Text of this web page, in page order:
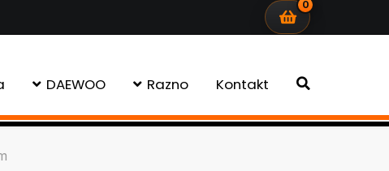
0
DAEWOO Razno Kontakt